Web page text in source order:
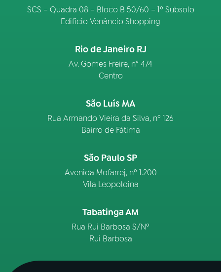
SCS – Quadra 08 – Bloco B 50/60 – 1º Subsolo
Edifício Venâncio Shopping
Rio de Janeiro RJ
Av. Gomes Freire, n° 474
Centro
São Luís MA
Rua Armando Vieira da Silva, nº 126
Bairro de Fátima
São Paulo SP
Avenida Mofarrej, nº 1.200
Vila Leopoldina
Tabatinga AM
Rua Rui Barbosa S/Nº
Rui Barbosa